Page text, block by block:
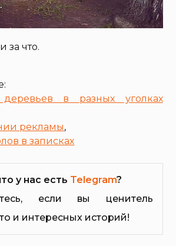
за что.
в разных уголках
рекламы,
в записках
у нас есть Telegram?
если вы ценитель
и интересных историй!